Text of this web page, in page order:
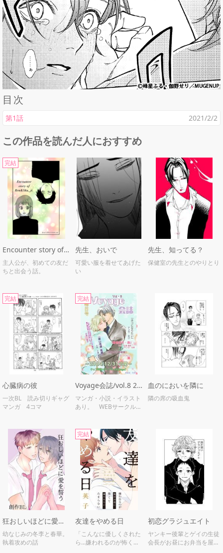
目次
第1話 2021/2/2
この作品を読んだ人におすすめ
完結
Encounter story of REN&SHU_JI.
主人公が、初めての友だ
ちと出会う話。
先生、おいで
可愛い服を着せてあげた
い
先生、知ってる？
保健室の先生とのやりとり
完結
心臓病の彼
一次BL 読み切りギャグ
マンガ 4コマ
完結
Voyage会誌/vol.8 2024年大晦日号《 WEBサークルでの小説&マンガの投稿 》
マンガ・小説・イラスト
あり。 WEBサークル
血のにおいを隣に
隣の席の吸血鬼
狂おしいほどに愛を誓う
幼なじみの冬李と春華。
執着攻めの話
完結
友達をやめる日
「こんなに優しくされた
ら…嫌われるのが怖くて
初恋グラジュエイト
ヤンキー後輩とゲイの生徒
会長がお昼にお弁当を屋上